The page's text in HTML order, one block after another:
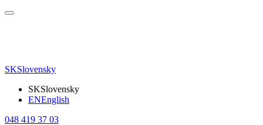
SKSlovensky
SKSlovensky
ENEnglish
048 419 37 03